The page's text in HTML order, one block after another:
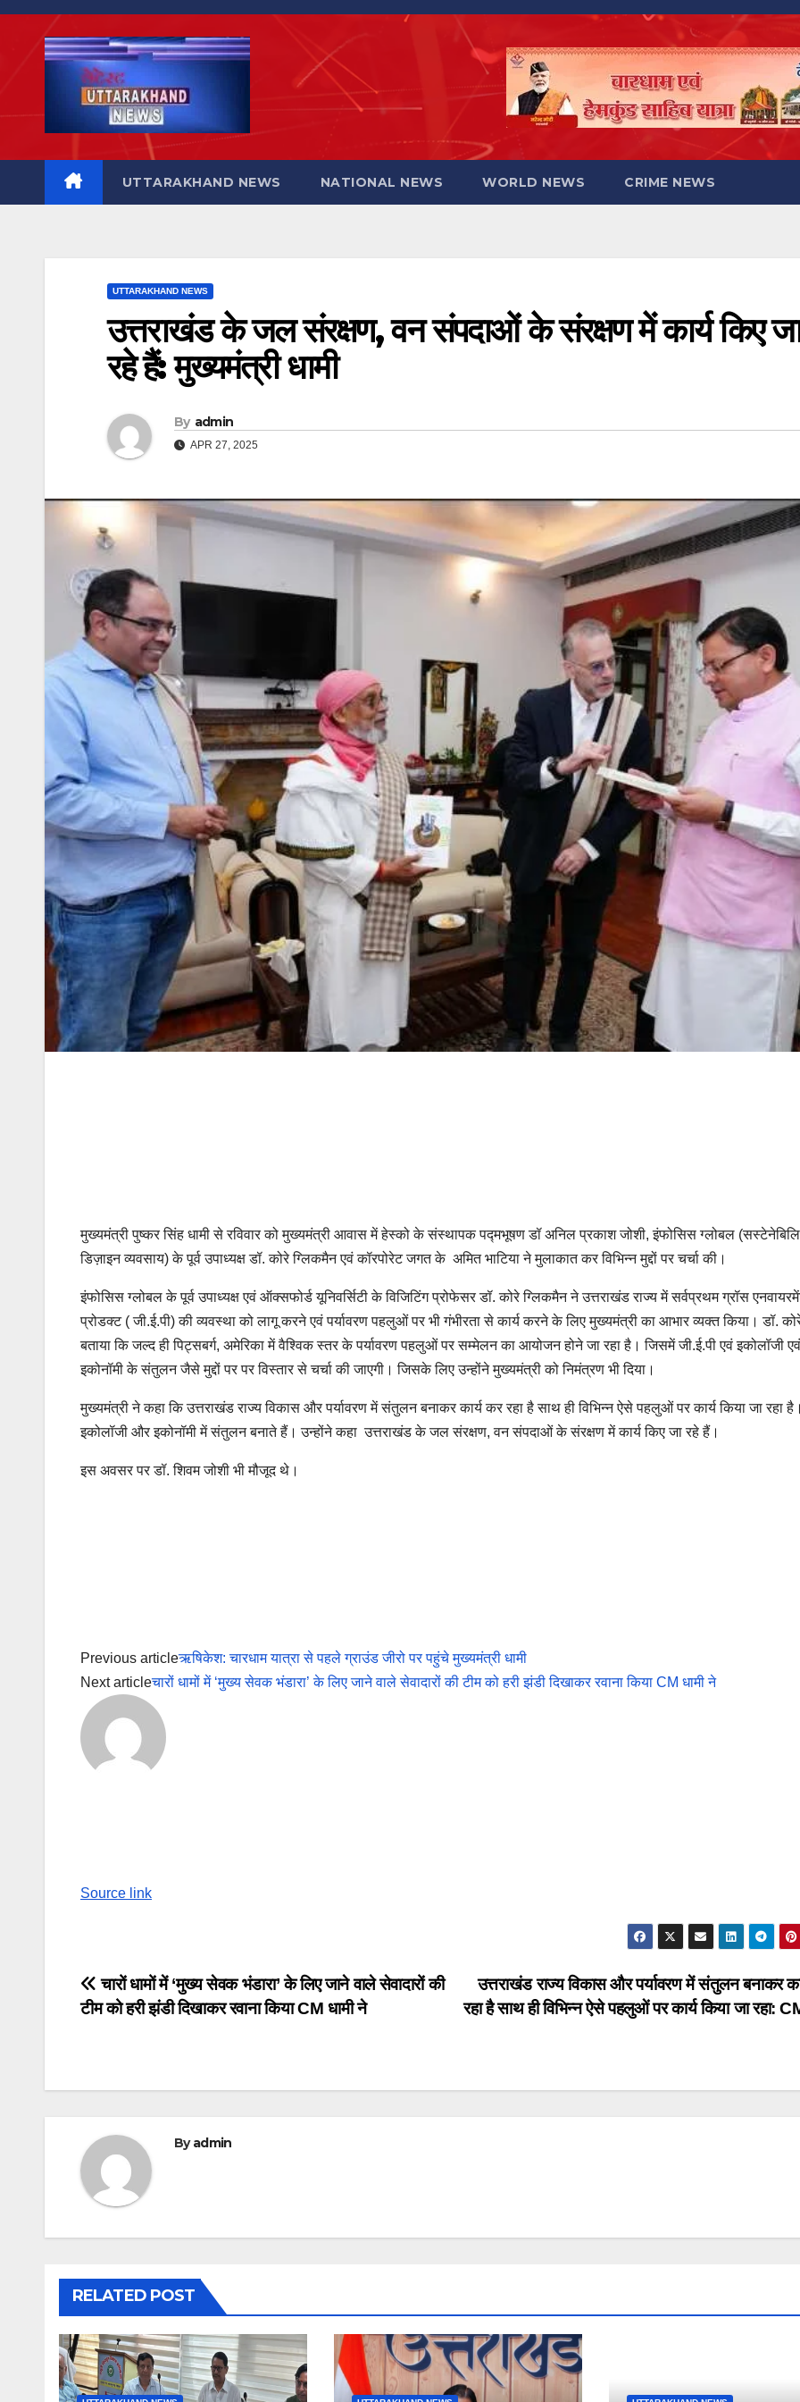
Skip
content
UTTARAKHAND NEWS NATIONAL NEWS WORLD NEWS CRIME NEWS
UTTARAKHAND NEWS
उत्तराखंड के जल संरक्षण, वन संपदाओं के संरक्षण में कार्य किए
रहे हैं: मुख्यमंत्री धामी
By admin
APR 27, 2025
मुख्यमंत्री पुष्कर सिंह धामी से रविवार को मुख्यमंत्री आवास में हेस्को के संस्थापक पद्मभूषण डॉ अनिल प्रकाश जोशी, इंफोसिस ग्लोबल
डिज़ाइन व्यवसाय) के पूर्व उपाध्यक्ष डॉ. कोरे ग्लिकमैन एवं कॉरपोरेट जगत के अमित भाटिया ने मुलाकात कर विभिन्न मुद्दों पर चर्चा की।
इंफोसिस ग्लोबल के पूर्व उपाध्यक्ष एवं ऑक्सफोर्ड यूनिवर्सिटी के विजिटिंग प्रोफेसर डॉ. कोरे ग्लिकमैन ने उत्तराखंड राज्य में सर्वप्रथम ग्रॉस
प्रोडक्ट ( जी.ई.पी) की व्यवस्था को लागू करने एवं पर्यावरण पहलुओं पर भी गंभीरता से कार्य करने के लिए मुख्यमंत्री का आभार व्यक्त किया। डॉ.
बताया कि जल्द ही पिट्सबर्ग, अमेरिका में वैश्विक स्तर के पर्यावरण पहलुओं पर सम्मेलन का आयोजन होने जा रहा है। जिसमें जी.ई.पी एवं इकोलॉजी एवं
इकोनॉमी के संतुलन जैसे मुद्दों पर पर विस्तार से चर्चा की जाएगी। जिसके लिए उन्होंने मुख्यमंत्री को निमंत्रण भी दिया।
मुख्यमंत्री ने कहा कि उत्तराखंड राज्य विकास और पर्यावरण में संतुलन बनाकर कार्य कर रहा है साथ ही विभिन्न ऐसे पहलुओं पर कार्य किया जा रहा
इकोलॉजी और इकोनॉमी में संतुलन बनाते हैं। उन्होंने कहा उत्तराखंड के जल संरक्षण, वन संपदाओं के संरक्षण में कार्य किए जा रहे हैं।
इस अवसर पर डॉ. शिवम जोशी भी मौजूद थे।
Previous articleऋषिकेश: चारधाम यात्रा से पहले ग्राउंड जीरो पर पहुंचे मुख्यमंत्री धामी
Next articleचारों धामों में ‘मुख्य सेवक भंडारा’ के लिए जाने वाले सेवादारों की टीम को हरी झंडी दिखाकर रवाना किया CM धामी ने
Source link
Post
navigation
उत्तराखंड राज्य विकास और पर्यावरण में संतुलन बनाकर
रहा है साथ ही विभिन्न ऐसे पहलुओं पर कार्य किया जा रहा:
चारों धामों में ‘मुख्य सेवक भंडारा’ के लिए जाने वाले सेवादारों की
टीम को हरी झंडी दिखाकर रवाना किया CM धामी ने
Byadmin
RELATED POST